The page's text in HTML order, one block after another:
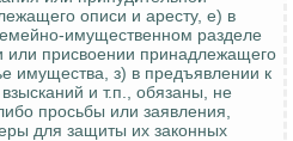
описи и аресту, е) в
имущественном разделе
присвоении принадлежащего
имущества, з) в предъявлении к
и т.п., обязаны, не
просьбы или заявления,
для защиты их законных